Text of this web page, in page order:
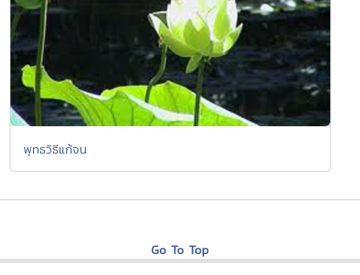
พุทธวิธีแก้จน
Go To Top